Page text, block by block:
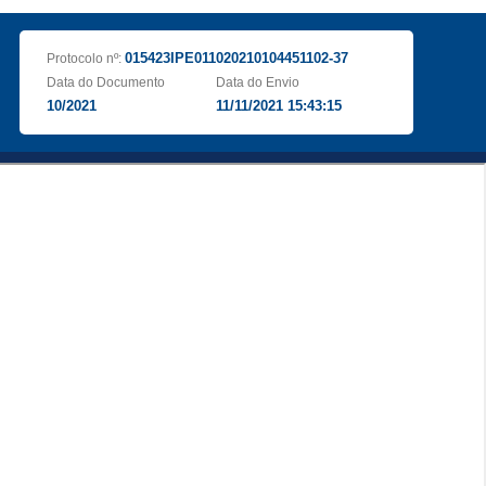
Protocolo nº: 015423IPE011020210104451102-37
Data do Documento
10/2021
Data do Envio
11/11/2021 15:43:15